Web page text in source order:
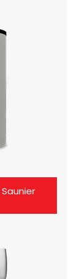
Saunier